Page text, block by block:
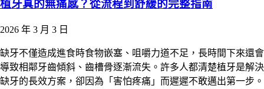
植牙真的無痛感？從流程到舒緩的完整指南
2026 年 3 月 3 日
缺牙不僅造成進食時食物嵌塞、咀嚼力道不足，長時間下來還會
導致相鄰牙齒傾斜、齒槽骨逐漸流失。許多人都清楚植牙是解決
缺牙的長效方案，卻因為「害怕疼痛」而遲遲不敢邁出第一步。